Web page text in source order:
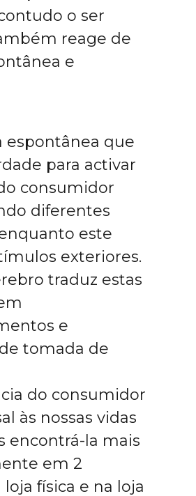
o ser
reage de
e
espontânea que
para activar
consumidor
diferentes
este
exteriores.
traduz estas
e
tomada de
do consumidor
às nossas vidas
encontrá-la mais
em 2
loja física e na loja